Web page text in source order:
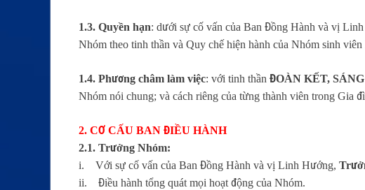
1.3. Quyền hạn: dưới sự cố vấn của Ban Đồng Hành và vị
Nhóm theo tinh thần và Quy chế hiện hành của Nhóm sinh
1.4. Phương châm làm việc: với tinh thần ĐOÀN KẾT,
Nhóm nói chung; và cách riêng của từng thành viên trong Gia
2. CƠ CẤU BAN ĐIỀU HÀNH
2.1. Trưởng Nhóm:
i. Với sự cố vấn của Ban Đồng Hành và vị Linh Hướng,
ii. Điều hành tổng quát mọi hoạt động của Nhóm.